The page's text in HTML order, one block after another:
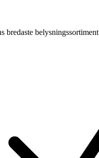
bredaste belysningssortiment